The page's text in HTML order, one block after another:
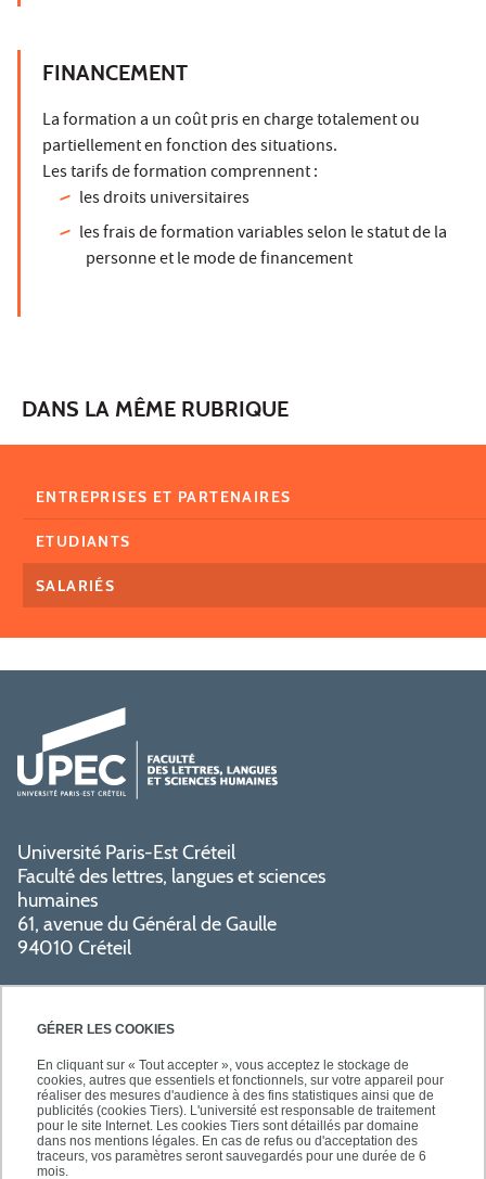
GÉRER LES COOKIES
En cliquant sur « Tout accepter », vous acceptez le stockage de
cookies, autres que essentiels et fonctionnels, sur votre appareil pour
réaliser des mesures d'audience à des fins statistiques ainsi que de
publicités (cookies Tiers). L'université est responsable de traitement
pour le site Internet. Les cookies Tiers sont détaillés par domaine
dans nos mentions légales. En cas de refus ou d'acceptation des
traceurs, vos paramètres seront sauvegardés pour une durée de 6
mois.
FINANCEMENT
La formation a un coût pris en charge totalement ou
partiellement en fonction des situations.
Les tarifs de formation comprennent :
les droits universitaires
les frais de formation variables selon le statut de la
personne et le mode de financement
DANS LA MÊME RUBRIQUE
ENTREPRISES ET PARTENAIRES
ETUDIANTS
SALARIÉS
Université Paris-Est Créteil
Faculté des lettres, langues et sciences
humaines
61, avenue du Général de Gaulle
94010 Créteil
PRATIQUE
NOS FORMATIONS